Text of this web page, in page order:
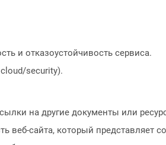
и отказоустойчивость сервиса.
security).
на другие документы или
веб-сайта, который представляет